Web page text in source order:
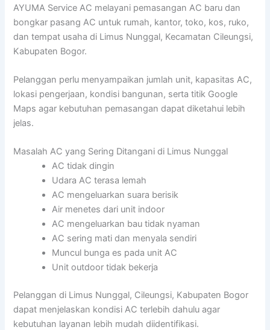
AYUMA Service AC melayani pemasangan AC baru dan
bongkar pasang AC untuk rumah, kantor, toko, kos, ruko,
dan tempat usaha di Limus Nunggal, Kecamatan Cileungsi,
Kabupaten Bogor.
Pelanggan perlu menyampaikan jumlah unit, kapasitas AC,
lokasi pengerjaan, kondisi bangunan, serta titik Google
Maps agar kebutuhan pemasangan dapat diketahui lebih
jelas.
Masalah AC yang Sering Ditangani di Limus Nunggal
AC tidak dingin
Udara AC terasa lemah
AC mengeluarkan suara berisik
Air menetes dari unit indoor
AC mengeluarkan bau tidak nyaman
AC sering mati dan menyala sendiri
Muncul bunga es pada unit AC
Unit outdoor tidak bekerja
Pelanggan di Limus Nunggal, Cileungsi, Kabupaten Bogor
dapat menjelaskan kondisi AC terlebih dahulu agar
kebutuhan layanan lebih mudah diidentifikasi.